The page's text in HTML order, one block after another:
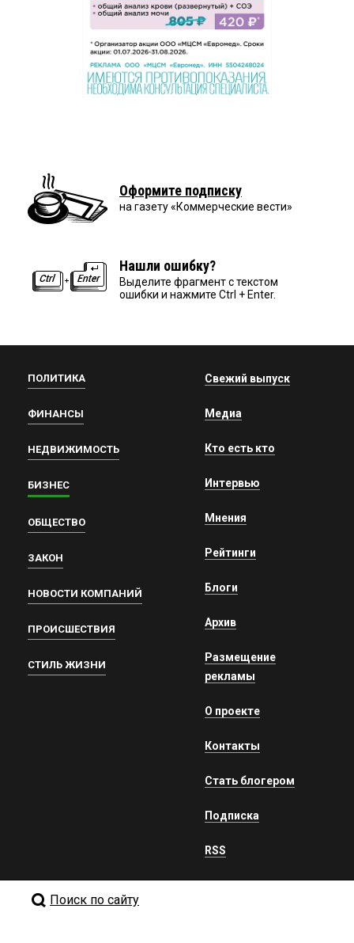
Оформите подписку
на газету «Коммерческие вести»
Нашли ошибку?
Выделите фрагмент с текстом
ошибки и нажмите Ctrl + Enter.
ПОЛИТИКА
ФИНАНСЫ
НЕДВИЖИМОСТЬ
БИЗНЕС
ОБЩЕСТВО
ЗАКОН
НОВОСТИ КОМПАНИЙ
ПРОИСШЕСТВИЯ
СТИЛЬ ЖИЗНИ
Свежий выпуск
Медиа
Кто есть кто
Интервью
Мнения
Рейтинги
Блоги
Архив
Размещение
рекламы
О проекте
Контакты
Стать блогером
Подписка
RSS
Поиск по сайту